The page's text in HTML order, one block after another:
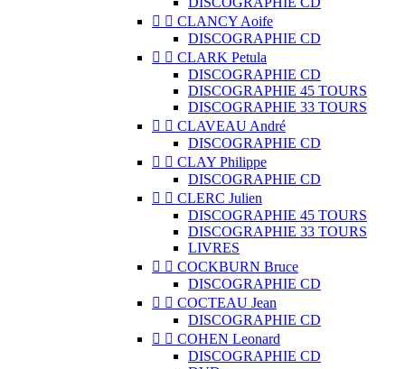
  CLANCY Aoife
DISCOGRAPHIE CD
  CLARK Petula
DISCOGRAPHIE CD
DISCOGRAPHIE 45 TOURS
DISCOGRAPHIE 33 TOURS
  CLAVEAU André
DISCOGRAPHIE CD
  CLAY Philippe
DISCOGRAPHIE CD
  CLERC Julien
DISCOGRAPHIE 45 TOURS
DISCOGRAPHIE 33 TOURS
LIVRES
  COCKBURN Bruce
DISCOGRAPHIE CD
  COCTEAU Jean
DISCOGRAPHIE CD
  COHEN Leonard
DISCOGRAPHIE CD